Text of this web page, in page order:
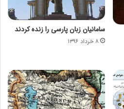
سامانیان زبان پارسی را زنده كردند
۸ خرداد ۱۳۹۶